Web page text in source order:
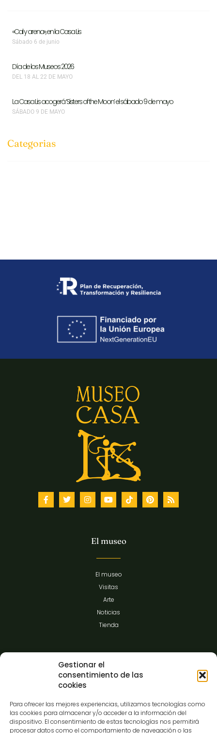
Gestionar el
consentimiento de las
cookies
Para ofrecer las mejores experiencias, utilizamos tecnologías como
las cookies para almacenar y/o acceder a la información del
dispositivo. El consentimiento de estas tecnologías nos permitirá
procesar datos como el comportamiento de navegación o las
«Cal y arena», en la Casa Lis
Sábado 6 de junio
Día de los Museos 2026
DEL 18 AL 22 DE MAYO
La Casa Lis acogerá ‘Sisters of the Moon’ el sábado 9 de mayo
SÁBADO 9 DE MAYO
Categorias
El museo
El museo
Visitas
Arte
Noticias
Tienda
Información
FAQ
Prensa